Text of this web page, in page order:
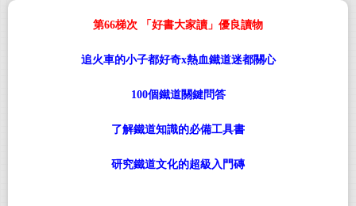
第66梯次 「好書大家讀」優良讀物
追火車的小子都好奇x熱血鐵道迷都關心
100個鐵道關鍵問答
了解鐵道知識的必備工具書
研究鐵道文化的超級入門磚